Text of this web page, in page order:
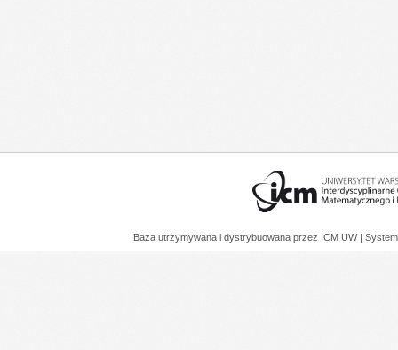
Baza utrzymywana i dystrybuowana przez ICM UW |